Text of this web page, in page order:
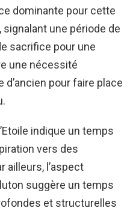
dominante pour cette
une période de
sacrifice pour une
une nécessité
d’ancien pour faire place
indique un temps
vers des
ailleurs, l’aspect
suggère un temps
et structurelles